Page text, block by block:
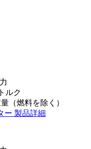
ルク
（燃料を除く）
ー 製品詳細